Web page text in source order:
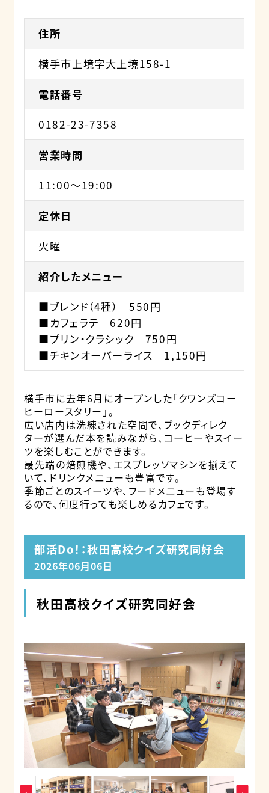
住所
横手市上境字大上境158-1
電話番号
0182-23-7358
営業時間
11:00～19:00
定休日
火曜
紹介したメニュー
■ブレンド（4種） 550円
■カフェラテ 620円
■プリン・クラシック 750円
■チキンオーバーライス 1,150円
横手市に去年6月にオープンした「クワンズコー
ヒーロースタリー」。
広い店内は洗練された空間で、ブックディレク
ターが選んだ本を読みながら、コーヒーやスイー
ツを楽しむことができます。
最先端の焙煎機や、エスプレッソマシンを揃えて
いて、ドリンクメニューも豊富です。
季節ごとのスイーツや、フードメニューも登場す
るので、何度行っても楽しめるカフェです。
部活Do！：秋田高校クイズ研究同好会
2026年06月06日
秋田高校クイズ研究同好会